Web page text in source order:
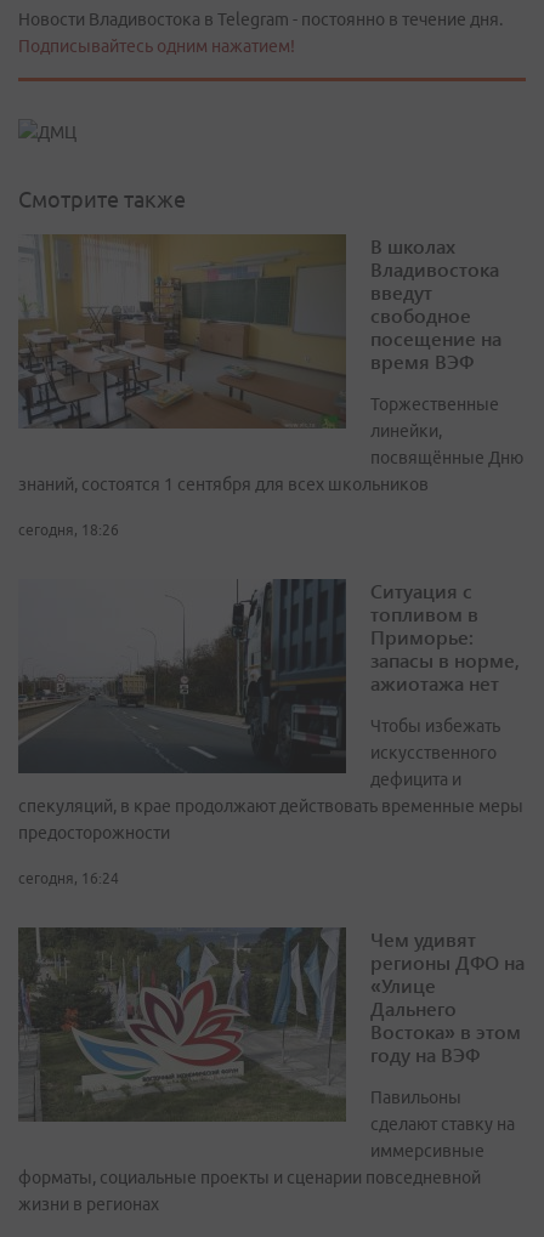
Новости Владивостока в Telegram - постоянно в течение дня.
Подписывайтесь одним нажатием!
Смотрите также
В школах
Владивостока
введут
свободное
посещение на
время ВЭФ
Торжественные
линейки,
посвящённые Дню
знаний, состоятся 1 сентября для всех школьников
сегодня, 18:26
Ситуация с
топливом в
Приморье:
запасы в норме,
ажиотажа нет
Чтобы избежать
искусственного
дефицита и
спекуляций, в крае продолжают действовать временные меры
предосторожности
сегодня, 16:24
Чем удивят
регионы ДФО на
«Улице
Дальнего
Востока» в этом
году на ВЭФ
Павильоны
сделают ставку на
иммерсивные
форматы, социальные проекты и сценарии повседневной
жизни в регионах